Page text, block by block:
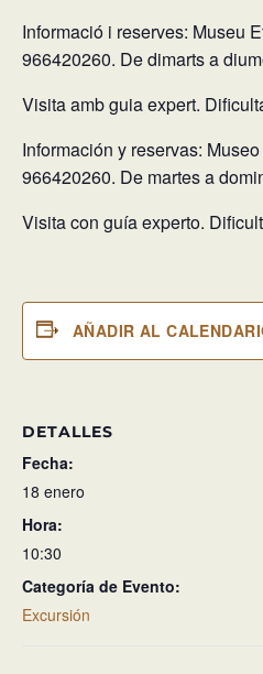
Informació i reserves: Museu
966420260. De dimarts a
Visita amb guia expert.
Información y reservas:
966420260. De martes a
Visita con guía experto.
AÑADIR AL
DETALLES
Fecha:
18 enero
Hora:
10:30
Categoría de Evento:
Excursión